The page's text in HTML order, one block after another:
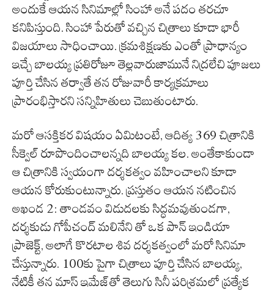
అందుకే ఆయన సినిమాల్లో సింహా అనే పదం తరచూ
కనిపిస్తుంది. సింహా పేరుతో వచ్చిన చిత్రాలు కూడా భారీ
విజయాలు సాధించాయి. క్రమశిక్షణకు ఎంతో ప్రాధాన్యం
ఇచ్చే బాలయ్య ప్రతిరోజూ తెల్లవారుజామునే నిద్రలేచి పూజలు
పూర్తి చేసిన తర్వాతే తన రోజువారీ కార్యక్రమాలు
ప్రారంభిస్తారని సన్నిహితులు చెబుతుంటారు.
మరో ఆసక్తికర విషయం ఏమిటంటే, ఆదిత్య 369 చిత్రానికి
సీక్వెల్ రూపొందించాలన్నది బాలయ్య కల. అంతేకాకుండా
ఆ చిత్రానికి స్వయంగా దర్శకత్వం వహించాలని కూడా
ఆయన కోరుకుంటున్నారు. ప్రస్తుతం ఆయన నటించిన
అఖండ 2: తాండవం విడుదలకు సిద్ధమవుతుండగా,
దర్శకుడు గోపీచంద్ మలినేని తో ఒక పాన్ ఇండియా
ప్రాజెక్ట్, అలాగే కొరటాల శివ దర్శకత్వంలో మరో సినిమా
చేస్తున్నారు. 100కు పైగా చిత్రాలు పూర్తి చేసిన బాలయ్య,
నేటికీ తన మాస్ ఇమేజ్‌తో తెలుగు సినీ పరిశ్రమలో ప్రత్యేక